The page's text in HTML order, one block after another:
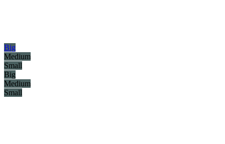
Big
Medium
Small
Big
Medium
Small